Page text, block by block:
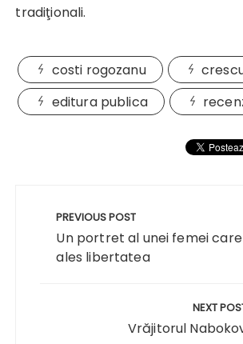
tradiţionali.
costi rogozanu
editura publica
articole
PREVIOUS POST
Un portret al unei femei
ales libertatea
NEXT
Vrăjitorul